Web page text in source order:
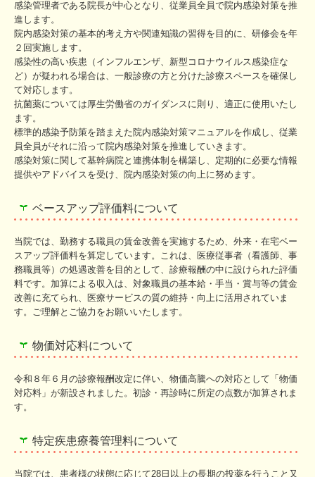
感染管理者である院長が中心となり、従業員全員で院内感染対策を推
進します。
院内感染対策の基本的考え方や関連知識の習得を目的に、研修会を年
２回実施します。
感染性の高い疾患（インフルエンザ、新型コロナウイルス感染症な
ど）が疑われる場合は、一般診療の方と分けた診療スペースを確保し
て対応します。
抗菌薬については厚生労働省のガイダンスに則り、適正に使用いたし
ます。
標準的感染予防策を踏まえた院内感染対策マニュアルを作成し、従業
員全員がそれに沿って院内感染対策を推進していきます。
感染対策に関して基幹病院と連携体制を構築し、定期的に必要な情報
提供やアドバイスを受け、院内感染対策の向上に努めます。
ベースアップ評価料について
当院では、勤務する職員の賃金改善を実施するため、外来・在宅ベー
スアップ評価料を算定しています。これは、医療従事者（看護師、事
務職員等）の処遇改善を目的として、診療報酬の中に設けられた評価
料です。加算による収入は、対象職員の基本給・手当・賞与等の賃金
改善に充てられ、医療サービスの質の維持・向上に活用されていま
す。ご理解とご協力をお願いいたします。
物価対応料について
令和８年６月の診療報酬改定に伴い、物価高騰への対応として「物価
対応料」が新設されました。初診・再診時に所定の点数が加算されま
す。
特定疾患療養管理料について
当院では、患者様の状態に応じて28日以上の長期の投薬を行うこと又